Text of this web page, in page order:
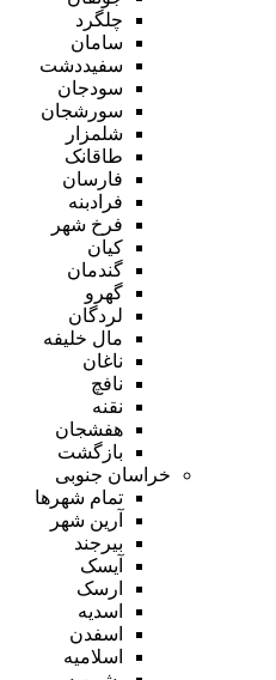
چلگرد
سامان
سفیددشت
سودجان
سورشجان
شلمزار
طاقانک
فارسان
فرادبنه
فرخ شهر
کیان
گندمان
گهرو
لردگان
مال خلیفه
ناغان
نافچ
نقنه
هفشجان
بازگشت
خراسان جنوبی
تمام شهر‌ها
آرین شهر
بیرجند
آیسک
ارسک
اسدیه
اسفدن
اسلامیه